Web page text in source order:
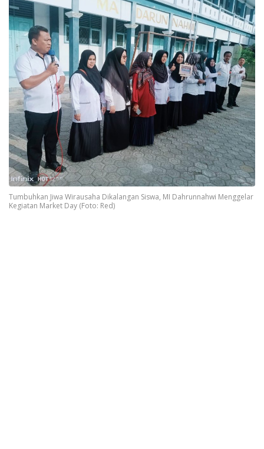
Tumbuhkan Jiwa Wirausaha Dikalangan Siswa, MI Dahrunnahwi Menggelar
Kegiatan Market Day (Foto: Red)